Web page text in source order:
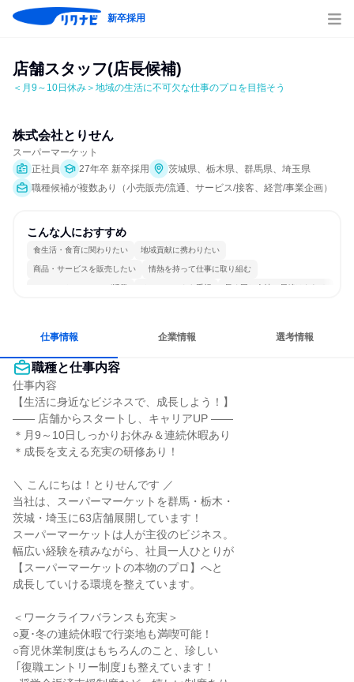
新卒採用
店舗スタッフ(店長候補)
＜月9～10日休み＞地域の生活に不可欠な仕事のプロを目指そう
株式会社とりせん
スーパーマーケット
正社員
27年卒 新卒採用
茨城県、栃木県、群馬県、埼玉県
職種候補が複数あり（小売販売/流通、サービス/接客、経営/事業企画）
こんな人におすすめ
食生活・食育に関わりたい 地域貢献に携わりたい
商品・サービスを販売したい 情熱を持って仕事に取り組む
コミュニケーションが活発 チームワークを重視 長く同じ会社に居続けられる
仕事情報 企業情報 選考情報
職種と仕事内容
仕事内容
【生活に身近なビジネスで、成長しよう！】
―― 店舗からスタートし、キャリアUP ――
＊月9～10日しっかりお休み＆連続休暇あり
＊成長を支える充実の研修あり！
＼ こんにちは！とりせんです ／
当社は、スーパーマーケットを群馬・栃木・
茨城・埼玉に63店舗展開しています！
スーパーマーケットは人が主役のビジネス。
幅広い経験を積みながら、社員一人ひとりが
【スーパーマーケットの本物のプロ】へと
成長していける環境を整えています。
＜ワークライフバランスも充実＞
○夏･冬の連続休暇で行楽地も満喫可能！
○育児休業制度はもちろんのこと、珍しい